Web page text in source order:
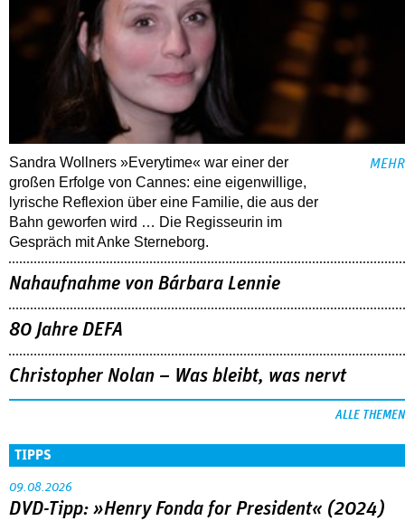
Sandra Wollners »Everytime« war einer der
großen Erfolge von Cannes: eine eigenwillige,
lyrische Reflexion über eine ­Familie, die aus der
Bahn geworfen wird … Die Regisseurin im
Gespräch mit Anke Sterneborg.
MEHR
Nahaufnahme von Bárbara Lennie
80 Jahre DEFA
Christopher Nolan – Was bleibt, was nervt
ALLE THEMEN
TIPPS
09.08.2026
DVD-Tipp: »Henry Fonda for President« (2024)